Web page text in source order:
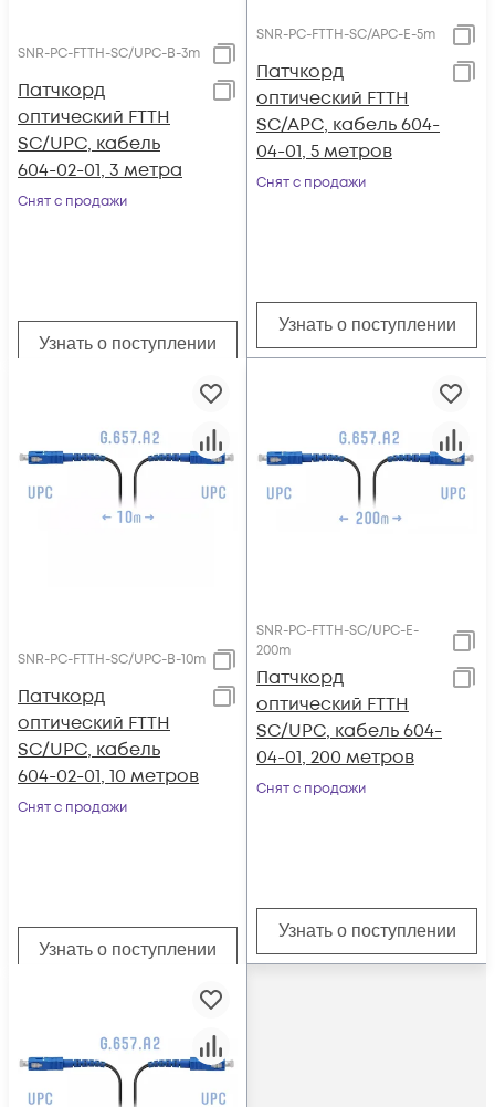
SNR-PC-FTTH-SC/UPC-B-3m
Патчкорд
оптический FTTH
SC/UPC, кабель
604-02-01, 3 метра
Снят с продажи
Узнать о поступлении
SNR-PC-FTTH-SC/APC-E-5m
Патчкорд
оптический FTTH
SC/APC, кабель 604-
04-01, 5 метров
Снят с продажи
Узнать о поступлении
SNR-PC-FTTH-SC/UPC-B-10m
Патчкорд
оптический FTTH
SC/UPC, кабель
604-02-01, 10 метров
Снят с продажи
Узнать о поступлении
SNR-PC-FTTH-SC/UPC-E-
200m
Патчкорд
оптический FTTH
SC/UPC, кабель 604-
04-01, 200 метров
Снят с продажи
Узнать о поступлении